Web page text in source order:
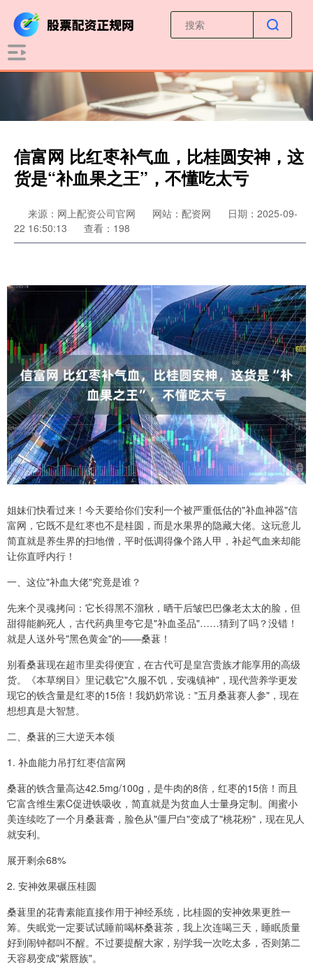
信富网 比红枣补气血，比桂圆安神，这
货是“补血果之王”，不懂吃太亏
来源：网上配资公司官网 网站：配资网
日期：2025-09-
22 16:50:13
查看：198
姐妹们快看过来！今天要给你们安利一个被严重低估的"补血神器"信
富网，它既不是红枣也不是桂圆，而是水果界的隐藏大佬。这玩意儿
简直就是养生界的扫地僧，平时低调得像个路人甲，补起气血来却能
让你直呼内行！
一、这位"补血大佬"究竟是谁？
先来个灵魂拷问：它长得黑不溜秋，晒干后皱巴巴像老太太的脸，但
甜得能齁死人，古代药典里夸它是"补血圣品"……猜到了吗？没错！
就是人送外号"黑色黄金"的——桑葚！
别看桑葚现在超市里卖得便宜，在古代可是皇宫贵族才能享用的高级
货。《本草纲目》里记载它"久服不饥，安魂镇神"，现代营养学更发
现它的铁含量是红枣的15倍！我奶奶常说："五月桑葚赛人参"，现在
想想真是大智慧。
二、桑葚的三大逆天本领
1. 补血能力吊打红枣信富网
桑葚的铁含量高达42.5mg/100g，是牛肉的8倍，红枣的15倍！而且
它富含维生素C促进铁吸收，简直就是为贫血人士量身定制。闺蜜小
美连续吃了一个月桑葚膏，脸色从"僵尸白"变成了"桃花粉"，现在见人
就安利。
展开剩余68%
2. 安神效果碾压桂圆
桑葚里的花青素能直接作用于神经系统，比桂圆的安神效果更胜一
筹。失眠党一定要试试睡前喝杯桑葚茶，我上次连喝三天，睡眠质量
好到闹钟都叫不醒。不过要提醒大家，别学我一次吃太多，否则第二
天容易变成"紫唇族"。